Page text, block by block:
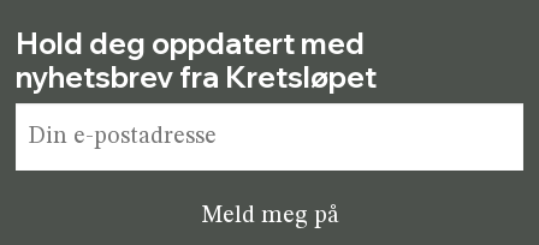
Hold deg oppdatert med
nyhetsbrev fra Kretsløpet